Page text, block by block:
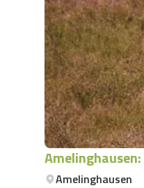
Amelinghausen